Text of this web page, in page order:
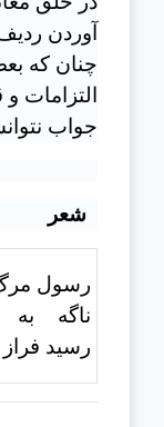
آوردن
چنان که
التزامات
جواب
شعر
رسول
ناگه
رسید فراز